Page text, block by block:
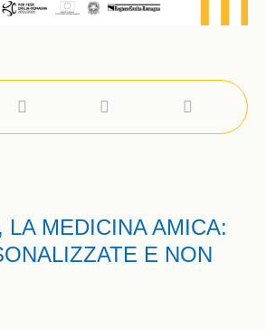
LA MEDICINA AMICA:
E NON